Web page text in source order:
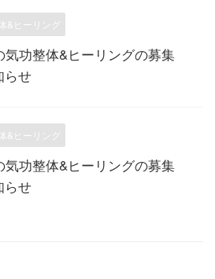
&ヒーリング
気功整体&ヒーリングの募集
らせ
&ヒーリング
気功整体&ヒーリングの募集
らせ